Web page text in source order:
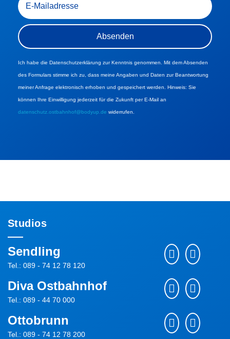
Ich habe die Datenschutzerklärung zur Kenntnis genommen. Mit dem Absenden
des Formulars stimme ich zu, dass meine Angaben und Daten zur Beantwortung
meiner Anfrage elektronisch erhoben und gespeichert werden. Hinweis: Sie
können Ihre Einwilligung jederzeit für die Zukunft per E-Mail an
datenschutz.ostbahnhof@bodyup.de widerrufen.
Studios
Sendling
Tel.: 089 - 74 12 78 120
Diva Ostbahnhof
Tel.: 089 - 44 70 000
Ottobrunn
Tel.: 089 - 74 12 78 200